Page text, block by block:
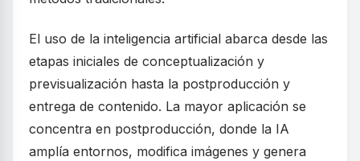
El uso de la inteligencia artificial abarca desde las
etapas iniciales de conceptualización y
previsualización hasta la postproducción y
entrega de contenido. La mayor aplicación se
concentra en postproducción, donde la IA
amplía entornos, modifica imágenes y genera